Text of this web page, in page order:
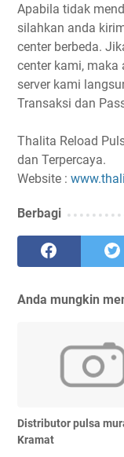
Apabila tidak
silahkan anda
center berbeda.
center kami,
server kami
Transaksi dan
Thalita Reload
dan Terpercaya.
Website :
Berbagi
Anda mungkin
Distributor pulsa
Kramat